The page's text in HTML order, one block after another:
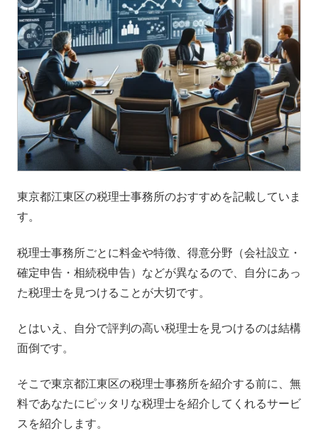
東京都江東区の税理士事務所のおすすめを記載していま
す。
税理士事務所ごとに料金や特徴、得意分野（会社設立・
確定申告・相続税申告）などが異なるので、自分にあっ
た税理士を見つけることが大切です。
とはいえ、自分で評判の高い税理士を見つけるのは結構
面倒です。
そこで東京都江東区の税理士事務所を紹介する前に、無
料であなたにピッタリな税理士を紹介してくれるサービ
スを紹介します。